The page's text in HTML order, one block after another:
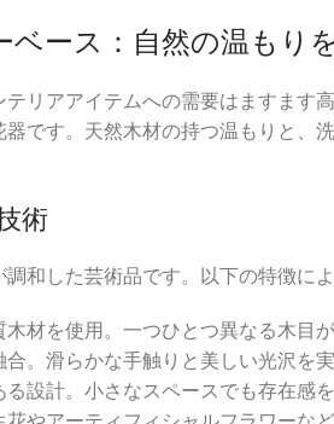
ース：自然の温もり
リアアイテムへの需要はますま
です。天然木材の持つ温もりと
術
和した芸術品です。以下の特徴に
木材を使用。一つひとつ異なる木
。滑らかな手触りと美しい光沢を
る設計。小さなスペースでも存在感